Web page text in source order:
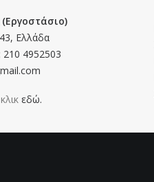
Ελλάδα
210 4952503
εδώ.